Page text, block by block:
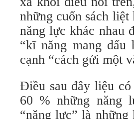
những cuốn sách
năng lực khác nhau
“kĩ năng mang dấu
cạnh “cách gửi một
Điều sau đây liệu
60 % những năng
“năng lực” là